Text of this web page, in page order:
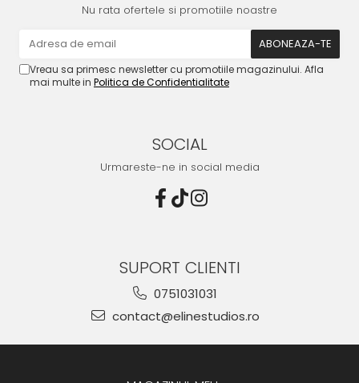
Nu rata ofertele si promotiile noastre
Vreau sa primesc newsletter cu promotiile magazinului. Afla
mai multe in Politica de Confidentialitate
SOCIAL
Urmareste-ne in social media
SUPORT CLIENTI
0751031031
contact@elinestudios.ro